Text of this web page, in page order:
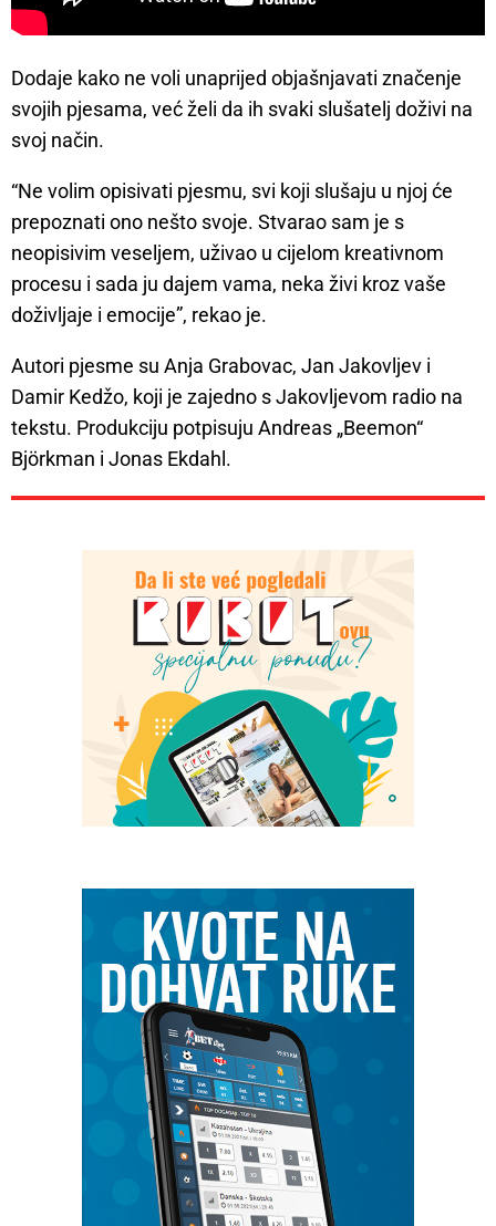
Dodaje kako ne voli unaprijed objašnjavati značenje
svojih pjesama, već želi da ih svaki slušatelj doživi na
svoj način.
“Ne volim opisivati pjesmu, svi koji slušaju u njoj će
prepoznati ono nešto svoje. Stvarao sam je s
neopisivim veseljem, uživao u cijelom kreativnom
procesu i sada ju dajem vama, neka živi kroz vaše
doživljaje i emocije”, rekao je.
Autori pjesme su Anja Grabovac, Jan Jakovljev i
Damir Kedžo, koji je zajedno s Jakovljevom radio na
tekstu. Produkciju potpisuju Andreas „Beemon“
Björkman i Jonas Ekdahl.